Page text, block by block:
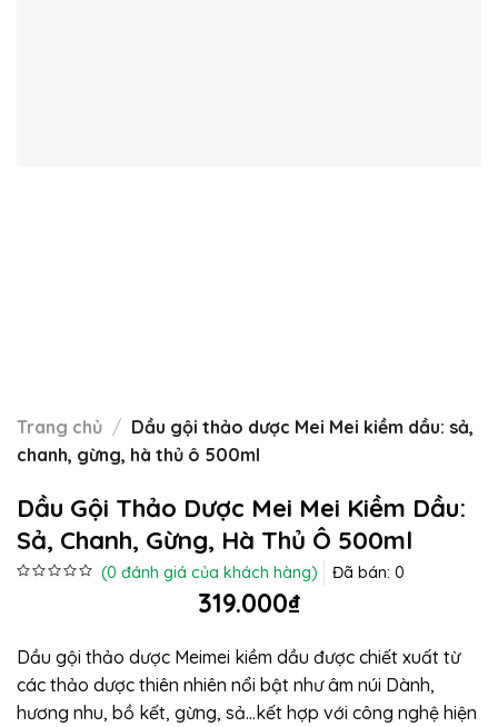
Trang chủ / Dầu gội thảo dược Mei Mei kiềm dầu: sả,
chanh, gừng, hà thủ ô 500ml
Dầu Gội Thảo Dược Mei Mei Kiềm Dầu:
Sả, Chanh, Gừng, Hà Thủ Ô 500ml
sao
(0 đánh giá của khách hàng) Đã bán: 0
319.000₫
Dầu gội thảo dược Meimei kiềm dầu được chiết xuất từ
các thảo dược thiên nhiên nổi bật như âm núi Dành,
hương nhu, bồ kết, gừng, sả…kết hợp với công nghệ hiện